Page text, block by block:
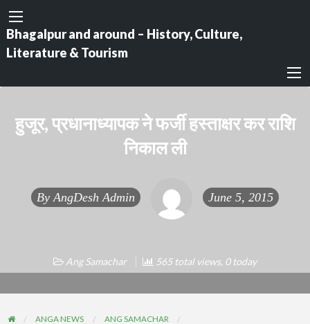
Bhagalpur and around – History, Culture,
Literature & Tourism
हुजूर, प्रधानाध्यापक ने फर्जी हस्ताक्षर कर राशि
निकाल ली
By AngDesh Admin June 5, 2015
Ang Samachar 565 total views, 0 today
ANGA NEWS
ANG SAMACHAR